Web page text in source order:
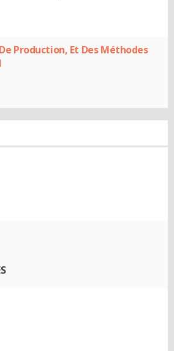
Production, Et Des Méthodes